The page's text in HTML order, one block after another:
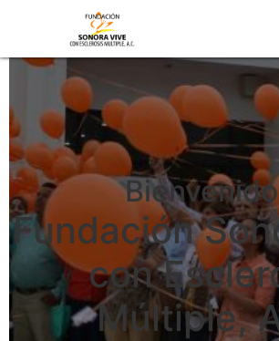
Fundación
con
Múltiple,